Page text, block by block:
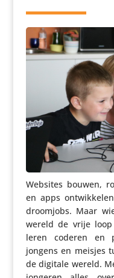
Websites bouwen,
en apps
droomjobs. Maar
wereld de vrije
leren coderen en
jongens en meisjes
de digitale wereld.